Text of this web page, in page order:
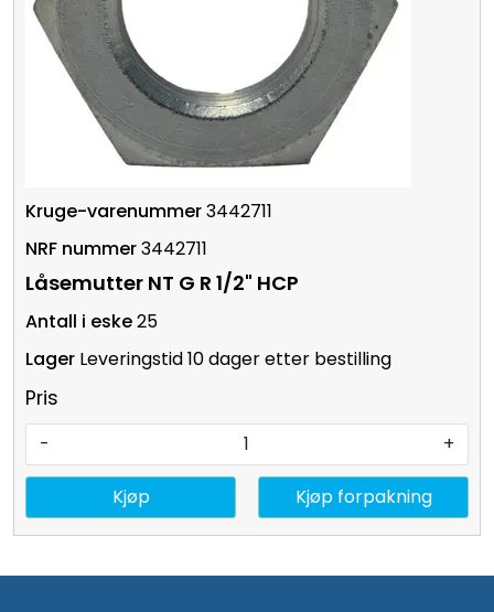
3442711
3442711
Låsemutter NT G R 1/2" HCP
25
Leveringstid 10 dager etter bestilling
Pris
- +
Kjøp Kjøp forpakning